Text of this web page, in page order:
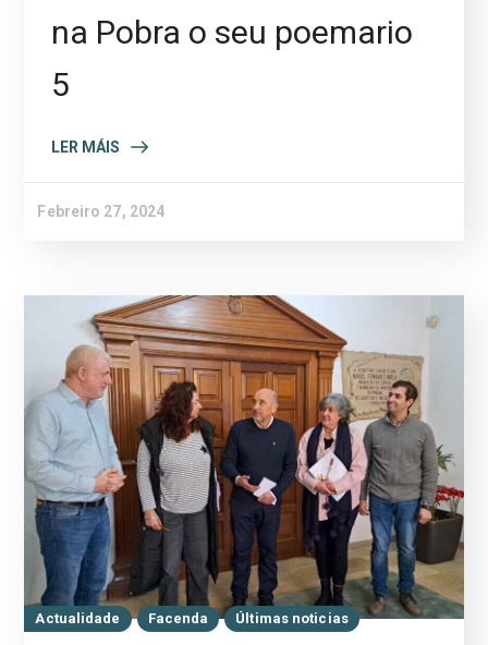
na Pobra o seu poemario
5
LER MÁIS
Febreiro 27, 2024
Actualidade Facenda Últimas noticias